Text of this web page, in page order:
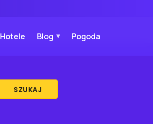
Hotele Blog Pogoda
SZUKAJ